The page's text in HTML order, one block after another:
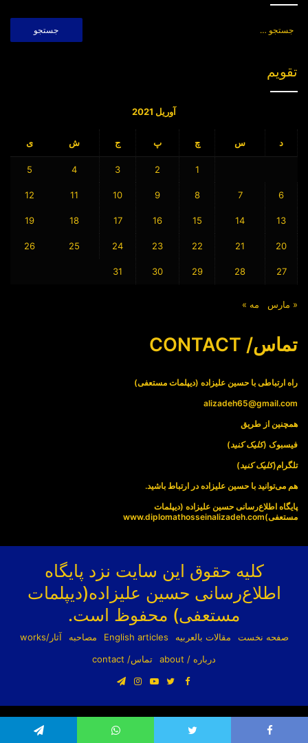
تقویم
آوریل 2021
د س چ پ ج ش ی
1
2
3
4
5
6
7
8
9
10
11
12
13
14
15
16
17
18
19
20
21
22
23
24
25
26
27
28
29
30
31
« مارس مه »
تماس/ CONTACT
راه ارتباطی با حسین علیزاده (دیپلمات مستعفی)
alizadeh65@gmail.com
همچنین از طریق
فیسبوک (کلیک کنید)
تلگرام(کلیک کنید)
هم می‌توانید با حسین علیزاده در ارتباط باشید.
پایگاه اطلاع‌رسانی حسین علیزاده (دیپلمات
مستعفی)www.diplomathosseinalizadeh.com
کلیه حقوق این سایت نزد پایگاه
اطلاع‌رسانی حسین علیزاده(دیپلمات
مستعفی) محفوظ است.
صفحه نخست مقالات بالعربیه English articles مصاحبه
آثار/works
درباره / about
تماس/ contact
فیسبوکتوییتریوتیوباینستاگرام
تلگرام